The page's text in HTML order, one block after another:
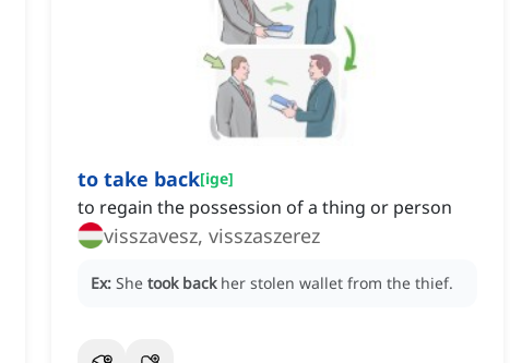
to take back[ige]
to regain the possession of a thing or person
visszavesz, visszaszerez
Ex: She took back her stolen wallet from the thief.